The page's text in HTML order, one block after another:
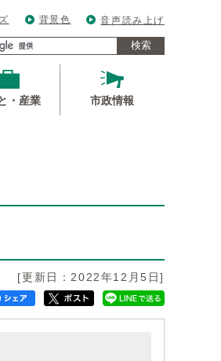
背景色 音声読み上げ
検索
・産業 市政情報
[更新日：2022年12月5日]